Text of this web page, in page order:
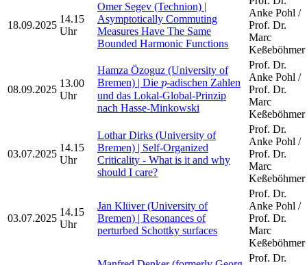
18.09.2025
14.15
Uhr
Omer Segev (Technion) |
Asymptotically Commuting
Measures Have The Same
Bounded Harmonic Functions
Anke Pohl /
Prof. Dr.
Marc
Keßeböhmer
08.09.2025
13.00
Uhr
Hamza Özoguz (University of
Bremen) | Die p
p-adischen Zahlen
und das Lokal-Global-Prinzip
nach Hasse-Minkowski
Prof. Dr.
Anke Pohl /
Prof. Dr.
Marc
Keßeböhmer
03.07.2025
14.15
Uhr
Lothar Dirks (University of
Bremen) | Self-Organized
Criticality - What is it and why
should I care?
Prof. Dr.
Anke Pohl /
Prof. Dr.
Marc
Keßeböhmer
03.07.2025
14.15
Uhr
Jan Klüver (University of
Bremen) | Resonances of
perturbed Schottky surfaces
Prof. Dr.
Anke Pohl /
Prof. Dr.
Marc
Keßeböhmer
Prof. Dr.